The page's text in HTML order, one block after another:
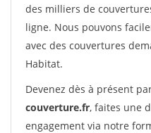
des milliers de
ligne. Nous pouvons
avec des couvertures
Habitat.
Devenez dès à présent
couverture.fr, faites une
engagement via notre